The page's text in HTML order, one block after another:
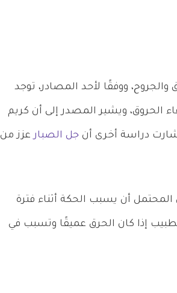
والجروح، ووفقًا لأحد المصادر، توجد
ويشير المصدر إلى أن كريم
دراسة أخرى أن جل الصبار عزز من
أن يسبب الحكة أثناء فترة
إذا كان الحرق عميقًا وتسبب في